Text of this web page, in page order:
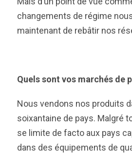
changements de régime
maintenant de rebâtir nos
Quels sont vos marchés de
Nous vendons nos produits
soixantaine de pays. Malgré
se limite de facto aux pays
dans des équipements de